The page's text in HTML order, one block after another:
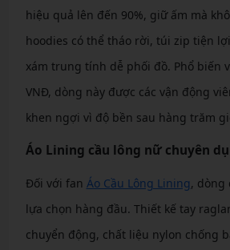
hiệu quả lên đến 90%, giữ ấm mà
hoodies có thể tháo rời, túi zip tiện
xám trung tính dễ phối đồ. Phổ biến
VNĐ, dòng này được các vận động
khen ngợi vì độ bền sau hàng trăm
Áo Lining cầu lông nữ chuyên
Đối với fan Áo Cầu Lông Lining, dòng
lựa chọn hàng đầu. Thiết kế tay
chuyển động, chất liệu nylon chống